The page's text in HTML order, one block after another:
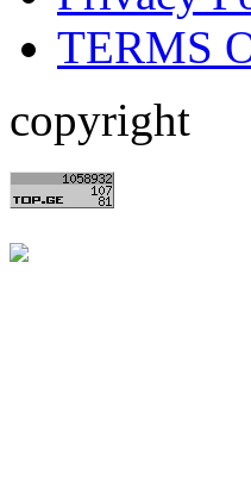
TERMS
copyright